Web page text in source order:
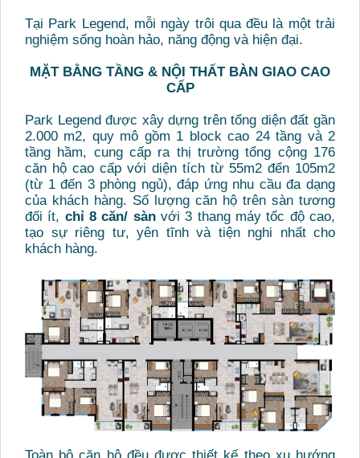
Tại Park Legend, mỗi ngày trôi qua đều là một trải
nghiệm sống hoàn hảo, năng động và hiện đại.
MẶT BẰNG TẦNG & NỘI THẤT BÀN GIAO CAO
CẤP
Park Legend được xây dựng trên tổng diện đất gần
2.000 m2, quy mô gồm 1 block cao 24 tầng và 2
tầng hầm, cung cấp ra thị trường tổng cộng 176
căn hộ cao cấp với diện tích từ 55m2 đến 105m2
(từ 1 đến 3 phòng ngủ), đáp ứng nhu cầu đa dạng
của khách hàng. Số lượng căn hộ trên sàn tương
đối ít, chỉ 8 căn/ sànvới 3 thang máy tốc độ cao,
tạo sự riêng tư, yên tĩnh và tiện nghi nhất cho
khách hàng.